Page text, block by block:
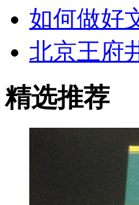
如何做好
北京王府
精选推荐